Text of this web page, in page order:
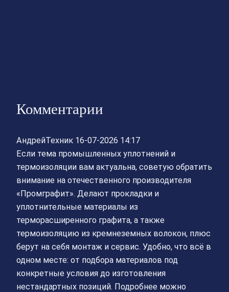
Комментарии
АндрейТехник 16-07-2026 14:17
Если тема промышленных уплотнений и
термоизоляции вам актуальна, советую обратить
внимание на отечественного производителя
«Промграфит». Делают прокладки и
уплотнительные материалы из
терморасширенного графита, а также
термоизоляцию из кремнеземных волокон, плюс
берут на себя монтаж и сервис. Удобно, что всё в
одном месте: от подбора материалов под
конкретные условия до изготовления
нестандартных позиций. Подробнее можно